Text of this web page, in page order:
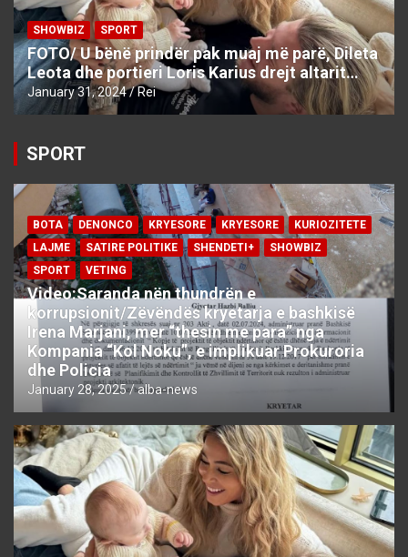
SHOWBIZ SPORT
FOTO/ U bënë prindër pak muaj më parë, Dileta
Leota dhe portieri Loris Karius drejt altarit…
January 31, 2024 Rei
SPORT
BOTA DENONCO KRYESORE KRYESORE
KURIOZITETE
LAJME
SATIRE POLITIKE SHENDETI+
SHOWBIZ
SPORT
VETING
Video:Saranda nën thundrën e
korrupsionit/Zëvëndës kryetarja e bashkisë
Irena Marjani, mer “thesin me para” nga
Kompania “Kol Noku”, e implikuar Prokuroria
dhe Policia
January 28, 2025 alba-news